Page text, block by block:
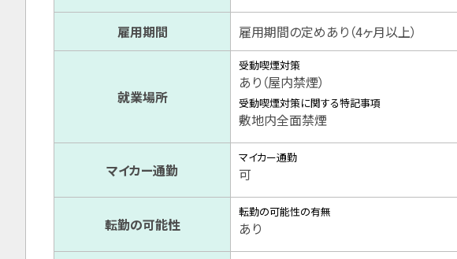
雇用期間 雇用期間の定めあり（4ヶ月以上）
就業場所
受動喫煙対策
あり（屋内禁煙）
受動喫煙対策に関する特記事項
敷地内全面禁煙
マイカー通勤
マイカー通勤
可
転勤の可能性
転勤の可能性の有無
あり